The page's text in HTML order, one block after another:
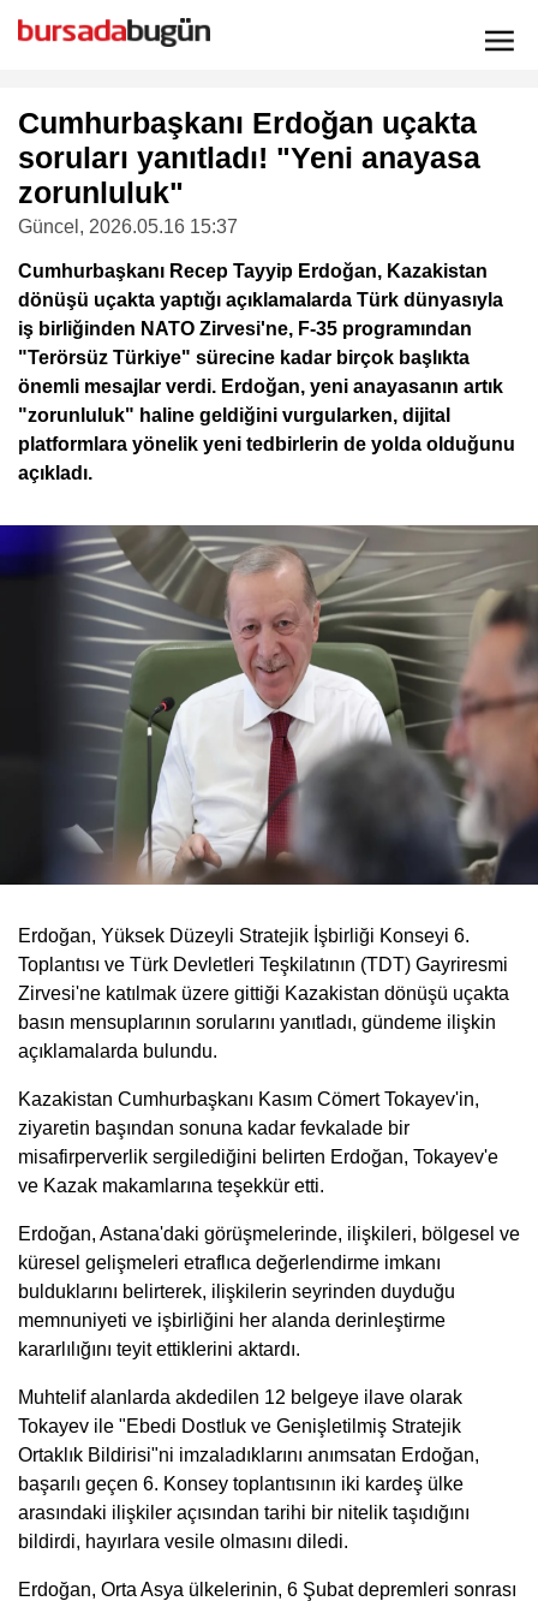
Cumhurbaşkanı Erdoğan uçakta
soruları yanıtladı! "Yeni anayasa
zorunluluk"
Güncel , 2026.05.16 15:37
Cumhurbaşkanı Recep Tayyip Erdoğan, Kazakistan
dönüşü uçakta yaptığı açıklamalarda Türk dünyasıyla
iş birliğinden NATO Zirvesi'ne, F-35 programından
"Terörsüz Türkiye" sürecine kadar birçok başlıkta
önemli mesajlar verdi. Erdoğan, yeni anayasanın artık
"zorunluluk" haline geldiğini vurgularken, dijital
platformlara yönelik yeni tedbirlerin de yolda olduğunu
açıkladı.
Erdoğan, Yüksek Düzeyli Stratejik İşbirliği Konseyi 6.
Toplantısı ve Türk Devletleri Teşkilatının (TDT) Gayriresmi
Zirvesi'ne katılmak üzere gittiği Kazakistan dönüşü uçakta
basın mensuplarının sorularını yanıtladı, gündeme ilişkin
açıklamalarda bulundu.
Kazakistan Cumhurbaşkanı Kasım Cömert Tokayev'in,
ziyaretin başından sonuna kadar fevkalade bir
misafirperverlik sergilediğini belirten Erdoğan, Tokayev'e
ve Kazak makamlarına teşekkür etti.
Erdoğan, Astana'daki görüşmelerinde, ilişkileri, bölgesel ve
küresel gelişmeleri etraflıca değerlendirme imkanı
bulduklarını belirterek, ilişkilerin seyrinden duyduğu
memnuniyeti ve işbirliğini her alanda derinleştirme
kararlılığını teyit ettiklerini aktardı.
Muhtelif alanlarda akdedilen 12 belgeye ilave olarak
Tokayev ile "Ebedi Dostluk ve Genişletilmiş Stratejik
Ortaklık Bildirisi"ni imzaladıklarını anımsatan Erdoğan,
başarılı geçen 6. Konsey toplantısının iki kardeş ülke
arasındaki ilişkiler açısından tarihi bir nitelik taşıdığını
bildirdi, hayırlara vesile olmasını diledi.
Erdoğan, Orta Asya ülkelerinin, 6 Şubat depremleri sonrası